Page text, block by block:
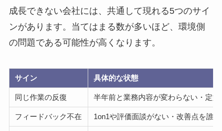
成長できない会社には、共通して現れる5つのサイ
ンがあります。当てはまる数が多いほど、環境側
の問題である可能性が高くなります。
サイン 具体的な状態
同じ作業の反復 半年前と業務内容が変わらない・定
フィードバック不在 1on1や評価面談がない・改善点を誰